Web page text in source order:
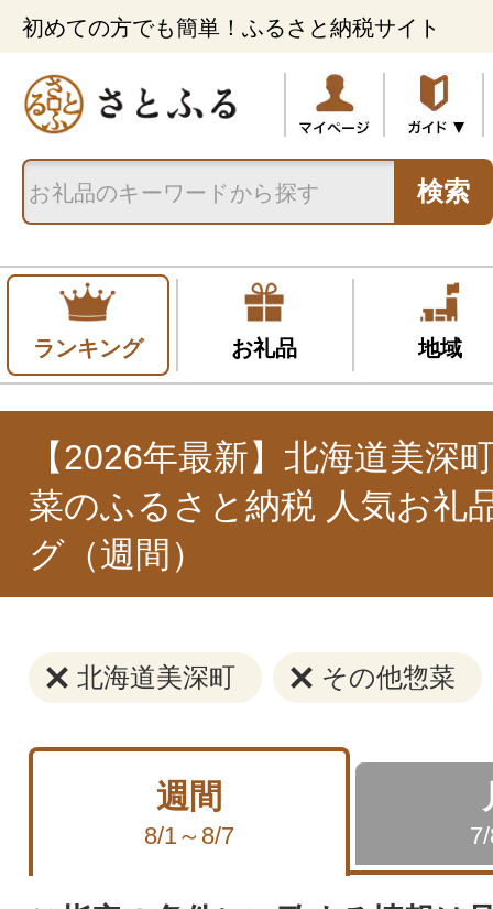
初めての方でも簡単！ふるさと納税サイト
検索
ランキング お礼品 地域
【2026年最新】北海道美深
菜のふるさと納税 人気お礼
グ（週間）
北海道美深町 その他惣菜
週間
8/1～8/7